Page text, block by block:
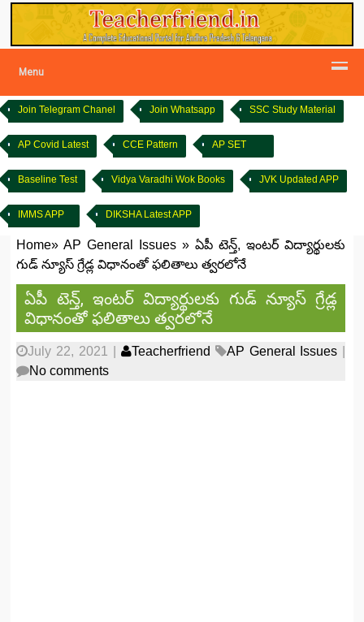
Menu
Join Telegram Chanel Join Whatsapp SSC Study Material
AP Covid Latest CCE Pattern AP SET
Baseline Test Vidya Varadhi Wok Books JVK Updated APP
IMMS APP DIKSHA Latest APP
Home»AP General Issues »ఏపీ టెన్త్, ఇంటర్ విద్యార్థులకు
గుడ్ న్యూస్ గ్రేడ్ల విధానంతో ఫలితాలు త్వరలోనే
ఏపీ టెన్త్, ఇంటర్ విద్యార్థులకు గుడ్ న్యూస్ గ్రేడ్ల
విధానంతో ఫలితాలు త్వరలోనే
July 22, 2021 Teacherfriend AP General Issues
No comments